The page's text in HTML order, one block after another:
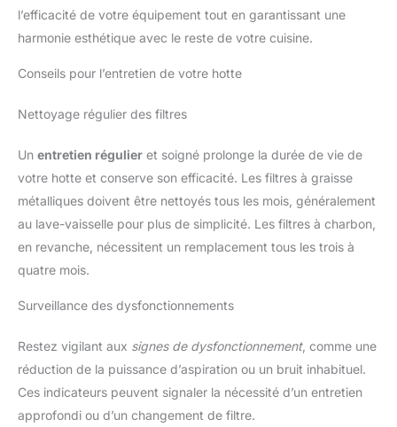
l’efficacité de votre équipement tout en garantissant une
harmonie esthétique avec le reste de votre cuisine.
Conseils pour l’entretien de votre hotte
Nettoyage régulier des filtres
Un entretien régulier et soigné prolonge la durée de vie de
votre hotte et conserve son efficacité. Les filtres à graisse
métalliques doivent être nettoyés tous les mois, généralement
au lave-vaisselle pour plus de simplicité. Les filtres à charbon,
en revanche, nécessitent un remplacement tous les trois à
quatre mois.
Surveillance des dysfonctionnements
Restez vigilant aux signes de dysfonctionnement, comme une
réduction de la puissance d’aspiration ou un bruit inhabituel.
Ces indicateurs peuvent signaler la nécessité d’un entretien
approfondi ou d’un changement de filtre.